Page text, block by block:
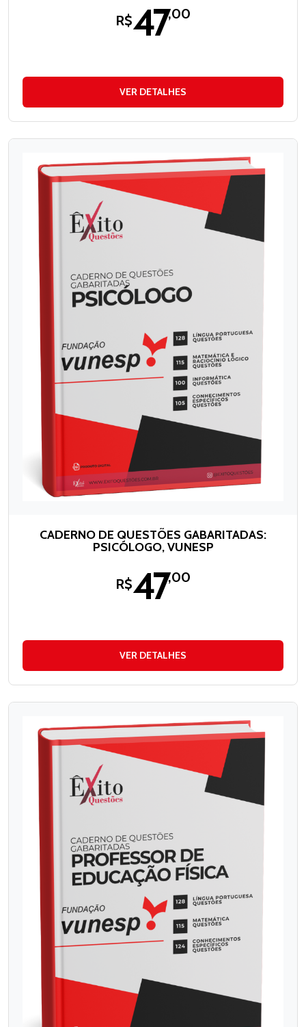
R$47,00
VER DETALHES
CADERNO DE QUESTÕES GABARITADAS:
PSICÓLOGO, VUNESP
R$47,00
VER DETALHES